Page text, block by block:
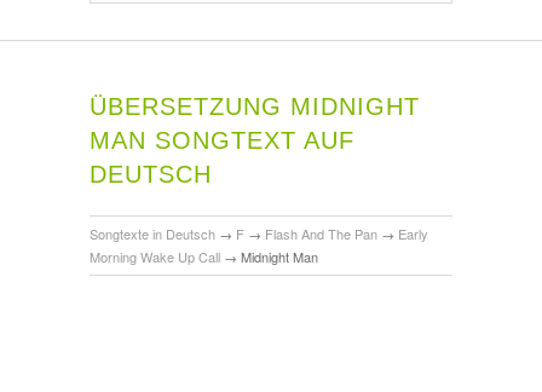
ÜBERSETZUNG MIDNIGHT
MAN SONGTEXT AUF
DEUTSCH
Songtexte in Deutsch → F → Flash And The Pan → Early
Morning Wake Up Call → Midnight Man